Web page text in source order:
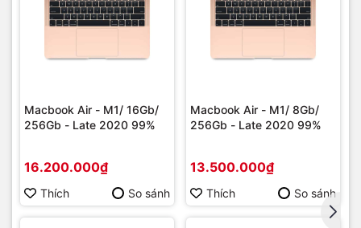
Macbook Air - M1/ 16Gb/
256Gb - Late 2020 99%
16.200.000₫
Thích So sánh
Macbook Air - M1/ 8Gb/
256Gb - Late 2020 99%
13.500.000₫
Thích So sánh